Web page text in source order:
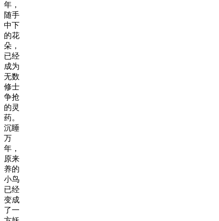
年，
随手
中下
的花
朵，
已经
成为
无数
修士
争抢
的灵
药。
沉睡
万
年，
原来
养的
小鸟
已经
变成
了一